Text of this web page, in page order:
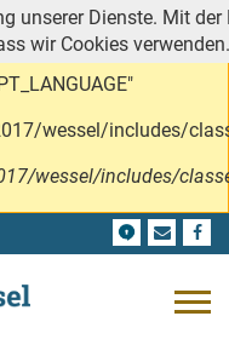
wessel/includes/
wessel/includes/
unserer Dienste. Mit
wir Cookies verwenden.